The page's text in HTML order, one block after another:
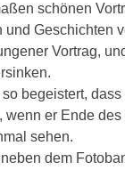
schönen
Geschichten
Vortrag,
begeistert,
wenn er Ende
sehen.
dem